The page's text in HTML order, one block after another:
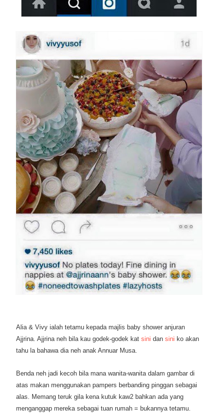
Alia & Vivy ialah tetamu kepada majlis baby shower anjuran
Ajjrina. Ajjrina neh bila kau godek-godek katsini dansini ko akan
tahu la bahawa dia neh anak Annuar Musa.
Benda neh jadi kecoh bila mana wanita-wanita dalam gambar di
atas makan menggunakan pampers berbanding pinggan sebagai
alas. Memang teruk gila kena kutuk kaw2 bahkan ada yang
menganggap mereka sebagai tuan rumah = bukannya tetamu.